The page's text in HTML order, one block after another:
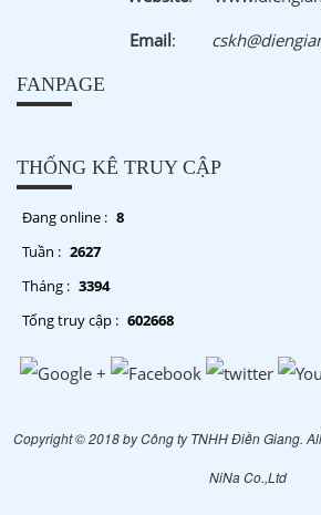
Email:
FANPAGE
THỐNG KÊ TRUY CẬP
Đang online : 8
Tuần : 2627
Tháng : 3394
Tổng truy cập : 602668
Copyright © 2018 by Công ty TNHH Điền Giang.
NiNa Co.,Ltd